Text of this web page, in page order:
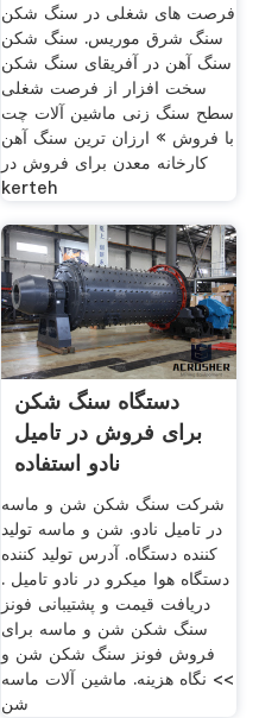
فرصت های شغلی در سنگ شکن
سنگ شرق موریس. سنگ شکن
سنگ آهن در آفریقای سنگ شکن
سخت افزار از فرصت شغلی
سطح سنگ زنی ماشین آلات چت
با فروش » ارزان ترین سنگ آهن
کارخانه معدن برای فروش در
kerteh
دستگاه سنگ شکن
برای فروش در تامیل
نادو استفاده
شرکت سنگ شکن شن و ماسه
در تامیل نادو. شن و ماسه تولید
کننده دستگاه. آدرس تولید کننده
دستگاه هوا میکرو در نادو تامیل .
دریافت قیمت و پشتیبانی فونز
سنگ شکن شن و ماسه برای
فروش فونز سنگ شکن شن و
>> نگاه هزینه. ماشین آلات ماسه
شن